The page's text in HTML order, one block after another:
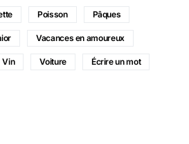
Poisson Pâques
Vacances en amoureux
Vin Voiture Écrire un mot